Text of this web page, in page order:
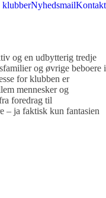
klubberNyhedsmailKontakt
og en udbytterig tredje
og øvrige beboere i
for klubben er
mennesker og
foredrag til
– ja faktisk kun fantasien